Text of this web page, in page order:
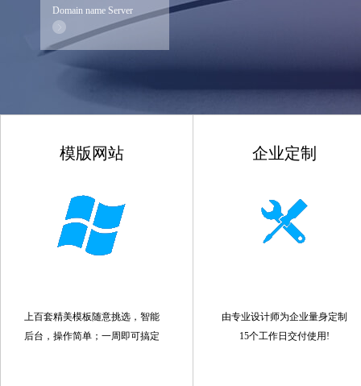
Domain name Server
模版网站
上百套精美模板随意挑选，智能
后台，操作简单；一周即可搞定
企业定制
由专业设计师为企业量身定制
15个工作日交付使用!